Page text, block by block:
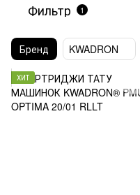
Фильтр 1
Бренд KWADRON
ХИТ